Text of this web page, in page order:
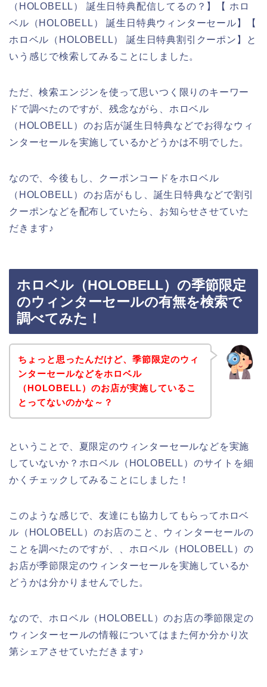
（HOLOBELL） 誕生日特典配信してるの？】【 ホロ
ベル（HOLOBELL） 誕生日特典ウィンターセール】【
ホロベル（HOLOBELL） 誕生日特典割引クーポン】と
いう感じで検索してみることにしました。
ただ、検索エンジンを使って思いつく限りのキーワー
ドで調べたのですが、残念ながら、ホロベル
（HOLOBELL）のお店が誕生日特典などでお得なウィ
ンターセールを実施しているかどうかは不明でした。
なので、今後もし、クーポンコードをホロベル
（HOLOBELL）のお店がもし、誕生日特典などで割引
クーポンなどを配布していたら、お知らせさせていた
だきます♪
ホロベル（HOLOBELL）の季節限定
のウィンターセールの有無を検索で
調べてみた！
ちょっと思ったんだけど、季節限定のウィ
ンターセールなどをホロベル
（HOLOBELL）のお店が実施しているこ
とってないのかな～？
ということで、夏限定のウィンターセールなどを実施
していないか？ホロベル（HOLOBELL）のサイトを細
かくチェックしてみることにしました！
このような感じで、友達にも協力してもらってホロベ
ル（HOLOBELL）のお店のこと、ウィンターセールの
ことを調べたのですが、、ホロベル（HOLOBELL）の
お店が季節限定のウィンターセールを実施しているか
どうかは分かりませんでした。
なので、ホロベル（HOLOBELL）のお店の季節限定の
ウィンターセールの情報についてはまた何か分かり次
第シェアさせていただきます♪